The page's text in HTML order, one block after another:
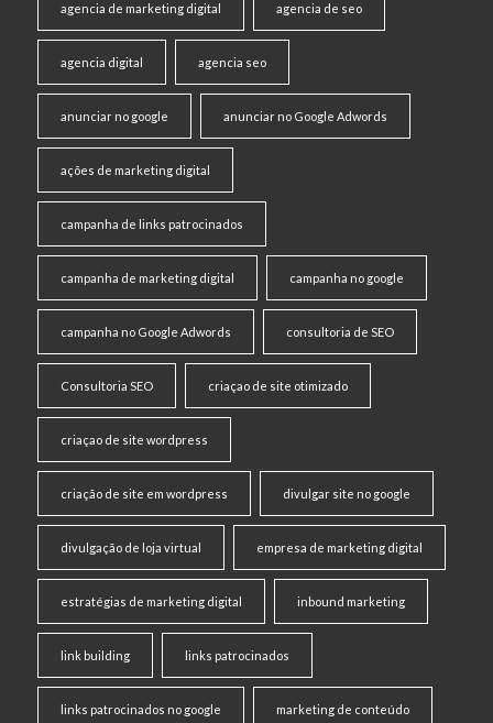
agencia de marketing digital agencia de seo
agencia digital agencia seo
anunciar no google anunciar no Google Adwords
ações de marketing digital
campanha de links patrocinados
campanha de marketing digital campanha no google
campanha no Google Adwords consultoria de SEO
Consultoria SEO criaçao de site otimizado
criaçao de site wordpress
criação de site em wordpress divulgar site no google
divulgação de loja virtual empresa de marketing digital
estratégias de marketing digital inbound marketing
link building links patrocinados
links patrocinados no google marketing de conteúdo